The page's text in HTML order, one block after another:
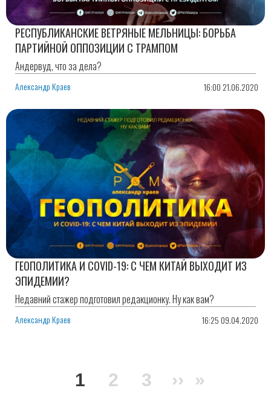
РЕСПУБЛИКАНСКИЕ ВЕТРЯНЫЕ МЕЛЬНИЦЫ: БОРЬБА
ПАРТИЙНОЙ ОППОЗИЦИИ С ТРАМПОМ
Андервуд, что за дела?
Александр Краев 16:00 21.06.2020
ГЕОПОЛИТИКА И COVID-19: С ЧЕМ КИТАЙ ВЫХОДИТ ИЗ
ЭПИДЕМИИ?
Недавний стажер подготовил редакционку. Ну как вам?
Александр Краев 16:25 09.04.2020
Текущая
1 Page
2 Page
3 ›› »